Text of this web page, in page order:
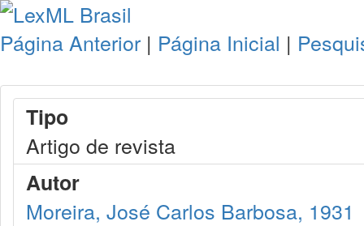
Página Anterior | Página Inicial |
Tipo
Artigo de revista
Autor
Moreira, José Carlos Barbosa, 1931